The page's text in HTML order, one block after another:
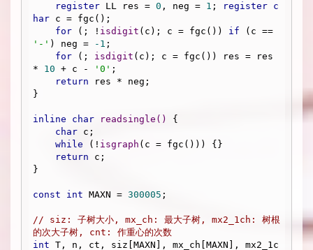
register LL res = 0 , neg = 1 ; register c
har c = fgc();
for (; ! isdigit (c); c = fgc()) if
'-' ) neg = -1 ;
for (; isdigit (c); c = fgc()) res = res
* 10 + c - '0' ;
return res * neg;
}
inline char readsingle ()
{
char c;
while (! isgraph (c = fgc())) {}
return c;
}
const int MAXN = 300005 ;
// siz: 子树大小, mx_ch: 最大子树, mx2_1ch: 树根
的次大子树, cnt: 作重心的次数
int T, n, ct, siz[MAXN], mx_ch[MAXN], mx2_1c